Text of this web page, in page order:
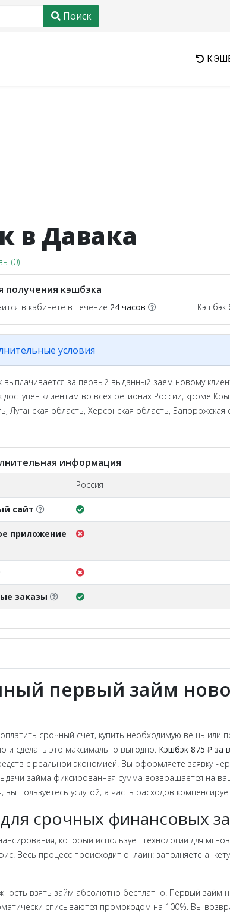
Поиск
в Давака
(0)
получения кэшбэка
в кабинете в течение 24 часов Кэшбэк
условия
выплачивается за первый выданный заем новому
доступен клиентам во всех регионах России, кроме
Луганская область, Херсонская область, Запорожская
информация
Россия
сайт
приложение
заказы
первый займ
срочный счёт, купить необходимую вещь или
и сделать это максимально выгодно. Кэшбэк 875 ₽ за
с реальной экономией. Вы оформляете заявку
займа фиксированная сумма возвращается на
пользуетесь услугой, а часть расходов
срочных финансовых
который использует технологии для
Весь процесс происходит онлайн: заполняете
взять займ абсолютно бесплатно. Первый займ
списываются промокодом на 100%. Вы